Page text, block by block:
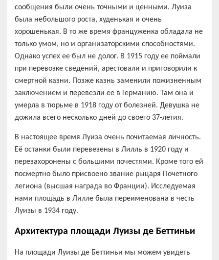
сообщения были очень точными и ценными. Луиза
была небольшого роста, худенькая и очень
хорошенькая. В то же время француженка обладала не
только умом, но и организаторскими способностями.
Однако успех ее был не долог. В 1915 году ее поймали
при перевозке сведений, арестовали и приговорили к
смертной казни. Позже казнь заменили пожизненным
заключением и перевезли ее в Германию. Там она и
умерла в тюрьме в 1918 году от болезней. Девушка не
дожила всего несколько дней до своего 37-летия.
В настоящее время Луиза очень почитаемая личность.
Её останки были перевезены в Лилль в 1920 году и
перезахоронены с большими почестями. Кроме того ей
посмертно было присвоено звание рыцаря Почетного
легиона (высшая награда во Франции). Исследуемая
нами площадь в Лилле была переименована в честь
Луизы в 1934 году.
Архитектура площади Луизы де Беттиньи
На площади Луизы де Беттиньи мы можем увидеть